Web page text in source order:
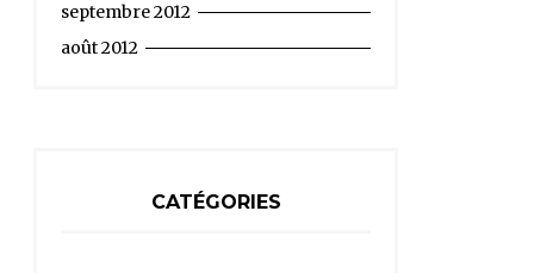
septembre 2012
août 2012
CATÉGORIES